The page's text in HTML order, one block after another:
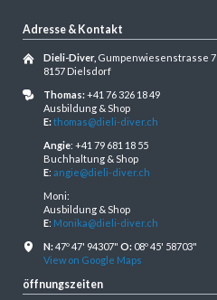
Adresse & Kontakt
Dieli-Diver, Gumpenwiesenstrasse 7
8157 Dielsdorf
Thomas:+41 76 326 18 49
Ausbildung & Shop
E:thomas@dieli-diver.ch
Angie: +41 79 681 18 55
Buchhaltung & Shop
E: angie@dieli-diver.ch
Moni:
Ausbildung & Shop
E: Monika@dieli-diver.ch
N:47º 47' 94307" O:08º 45' 58703"
View on Google Maps
öffnungszeiten